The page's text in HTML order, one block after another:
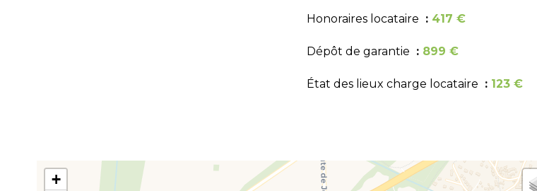
Honoraires locataire 417 €
Dépôt de garantie 899 €
État des lieux charge locataire 123 €
+